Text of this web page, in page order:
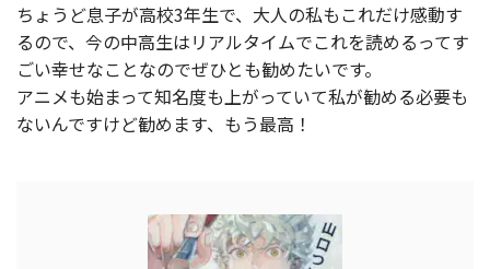
ちょうど息子が高校3年生で、大人の私もこれだけ感動す
るので、今の中高生はリアルタイムでこれを読めるってす
ごい幸せなことなのでぜひとも勧めたいです。
アニメも始まって知名度も上がっていて私が勧める必要も
ないんですけど勧めます、もう最高！